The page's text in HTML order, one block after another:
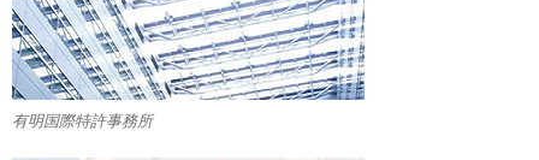
有明国際特許事務所